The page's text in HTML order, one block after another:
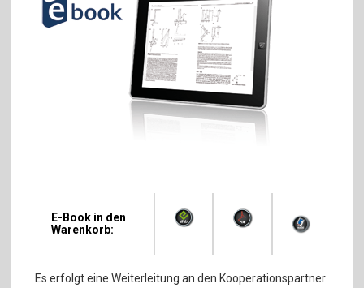
E-Book in den
Warenkorb:
Es erfolgt eine Weiterleitung an den Kooperationspartner